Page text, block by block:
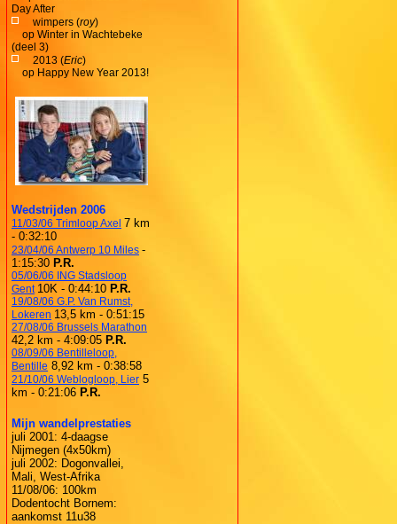
Day After
wimpers (roy)
op Winter in Wachtebeke
(deel 3)
2013 (Eric)
op Happy New Year 2013!
Wedstrijden 2006
11/03/06 Trimloop Axel 7 km
- 0:32:10
23/04/06 Antwerp 10 Miles -
1:15:30 P.R.
05/06/06 ING Stadsloop
Gent 10K - 0:44:10 P.R.
19/08/06 G.P. Van Rumst,
Lokeren 13,5 km - 0:51:15
27/08/06 Brussels Marathon
42,2 km - 4:09:05 P.R.
08/09/06 Bentilleloop,
Bentille 8,92 km - 0:38:58
21/10/06 Weblogloop, Lier 5
km - 0:21:06 P.R.
Mijn wandelprestaties
juli 2001: 4-daagse
Nijmegen (4x50km)
juli 2002: Dogonvallei,
Mali, West-Afrika
11/08/06: 100km
Dodentocht Bornem:
aankomst 11u38